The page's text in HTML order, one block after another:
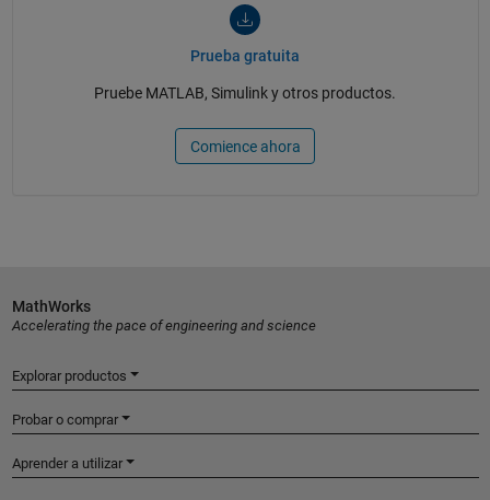
Prueba gratuita
Pruebe MATLAB, Simulink y otros productos.
Comience ahora
MathWorks
Accelerating the pace of engineering and science
Explorar productos
Probar o comprar
Aprender a utilizar